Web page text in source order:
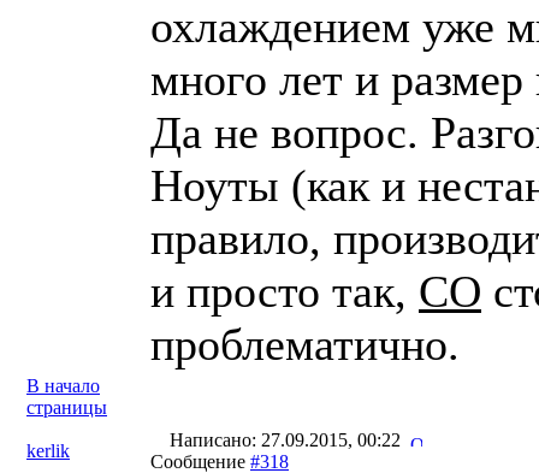
охлаждением уже
много лет и
Да не вопрос.
Ноуты (как и
правило,
и просто так, СО
проблематично.
В начало
страницы
kerlik
Написано: 27.09.2015, 00:22
Сообщение #318